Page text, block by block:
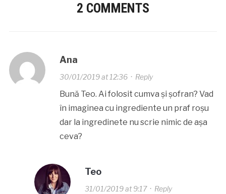
2 COMMENTS
Ana
30/01/2019 at 12:36· Reply
Bună Teo. Ai folosit cumva și șofran? Vad
în imaginea cu ingrediente un praf roșu
dar la ingredinete nu scrie nimic de așa
ceva?
Teo
31/01/2019 at 9:17· Reply